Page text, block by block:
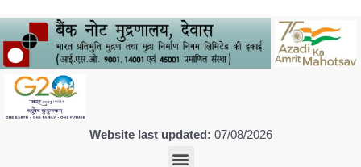
Website last updated: 07/08/2026